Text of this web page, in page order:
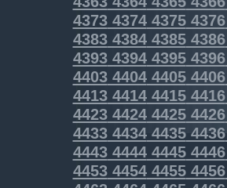
4373437443754376
4383438443854386
4393439443954396
4403440444054406
4413441444154416
4423442444254426
4433443444354436
4443444444454446
4453445444554456